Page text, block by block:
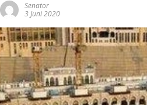
Senator
3 Juni 2020